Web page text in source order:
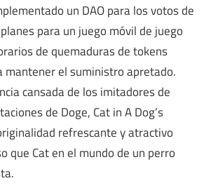
un DAO para los votos de
para un juego móvil de juego
de quemaduras de tokens
mantener el suministro apretado.
cansada de los imitadores de
de Doge, Cat in A Dog’s
refrescante y atractivo
que Cat en el mundo de un perro